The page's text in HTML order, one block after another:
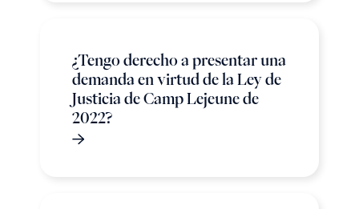
¿Tengo derecho a presentar una
demanda en virtud de la Ley de
Justicia de Camp Lejeune de
2022?